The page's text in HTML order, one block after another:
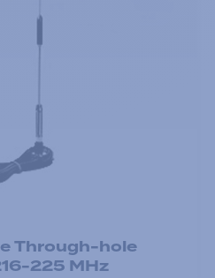
Through-hole
225 MHz